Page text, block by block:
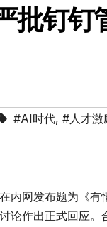
批钉
#AI时代, #人才激
内网发布题为《
论作出正式回应